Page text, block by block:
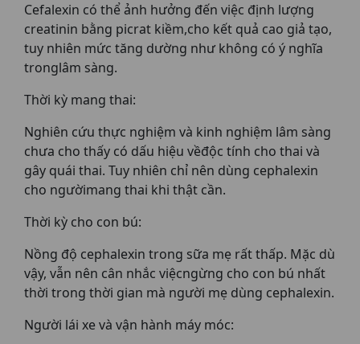
Cefalexin có thể ảnh hưởng đến việc định lượng
creatinin bằng picrat kiềm,cho kết quả cao giả tạo,
tuy nhiên mức tăng dường như không có ý nghĩa
tronglâm sàng.
Thời kỳ mang thai:
Nghiên cứu thực nghiệm và kinh nghiệm lâm sàng
chưa cho thấy có dấu hiệu vềđộc tính cho thai và
gây quái thai. Tuy nhiên chỉ nên dùng cephalexin
cho ngườimang thai khi thật cần.
Thời kỳ cho con bú:
Nồng độ cephalexin trong sữa mẹ rất thấp. Mặc dù
vậy, vẫn nên cân nhắc việcngừng cho con bú nhất
thời trong thời gian mà người mẹ dùng cephalexin.
Người lái xe và vận hành máy móc: